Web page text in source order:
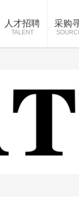
人才招聘
TALENT
采购